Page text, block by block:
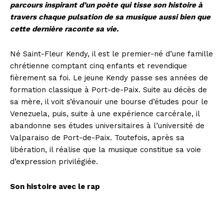
parcours inspirant d’un poète qui tisse son histoire à
travers chaque pulsation de sa musique aussi bien que
cette dernière raconte sa vie.
Né Saint-Fleur Kendy, il est le premier-né d’une famille
chrétienne comptant cinq enfants et revendique
fièrement sa foi. Le jeune Kendy passe ses années de
formation classique à Port-de-Paix. Suite au décès de
sa mère, il voit s’évanouir une bourse d’études pour le
Venezuela, puis, suite à une expérience carcérale, il
abandonne ses études universitaires à l’université de
Valparaiso de Port-de-Paix. Toutefois, après sa
libération, il réalise que la musique constitue sa voie
d’expression privilégiée.
Son histoire avec le rap